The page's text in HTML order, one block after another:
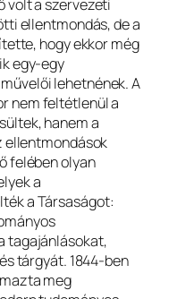
volt a szervezeti
ellentmondás, de a
hogy ekkor még
egy-egy
lehetnének. A
nem feltétlenül a
hanem a
ellentmondások
felében olyan
a
a Társaságot:
tagajánlásokat,
tárgyát. 1844-ben
meg